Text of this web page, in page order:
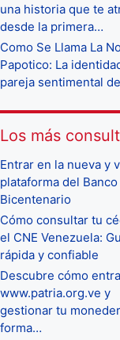
una historia que te
desde la primera…
Como Se Llama La
Papotico: La
pareja sentimental
Los más
Entrar en la nueva y
plataforma del Banco
Bicentenario
Cómo consultar tu
el CNE Venezuela:
rápida y confiable
Descubre cómo
www.patria.org.ve y
gestionar tu
forma…